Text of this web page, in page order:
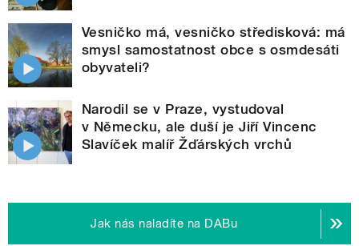
Vesničko má, vesničko středisková: má
smysl samostatnost obce s osmdesáti
obyvateli?
Narodil se v Praze, vystudoval
v Německu, ale duší je Jiří Vincenc
Slavíček malíř Žďárských vrchů
Jak nás naladíte na DABu